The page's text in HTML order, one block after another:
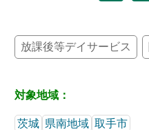
放課後等デイサービス
対象地域：
茨城 県南地域 取手市